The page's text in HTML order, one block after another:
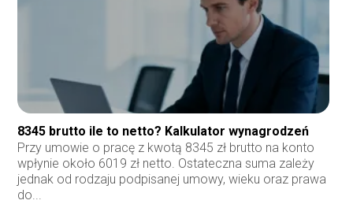
8345 brutto ile to netto? Kalkulator wynagrodzeń
Przy umowie o pracę z kwotą 8345 zł brutto na konto
wpłynie około 6019 zł netto. Ostateczna suma zależy
jednak od rodzaju podpisanej umowy, wieku oraz prawa
do...